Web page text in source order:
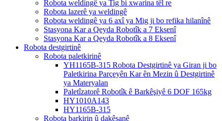
Robota weldingê ya Tig bi xwarina têl re
Robota lazerê ya weldingê
Robota weldingê ya 6 axî ya Mig ji bo refika hilanînê
Stasyona Kar a Qeyda Robotîk a 7 Eksenî
Stasyona Kar a Qeyda Robotîk a 8 Eksenî
Robota destgirtinê
Robota paletkirinê
YH1165B-315 Robota Destgirtinê ya Giran ji bo
Paletkirina Parçeyên Kar ên Mezin û Destgirtinê
ya Materyalan
Paletîzatorê Robotîk ê Barkêşiyê 6 DOF 165kg
HY1010A143
HY1165B-315
Robota barkirin û dakêşanê